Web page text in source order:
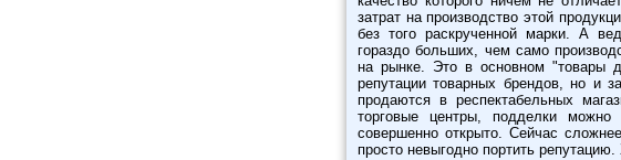
затрат на производство этой
без того раскрученной марки. А
гораздо больших, чем само
на рынке. Это в основном "товары
репутации товарных брендов, но и
продаются в респектабельных
торговые центры, подделки
совершенно открыто. Сейчас
просто невыгодно портить